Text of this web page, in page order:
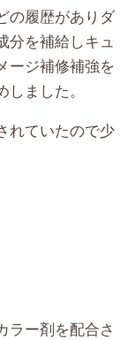
の履歴がありダ
分を補給しキュ
ージ補修補強を
ました。
れていたので少
ラー剤を配合さ